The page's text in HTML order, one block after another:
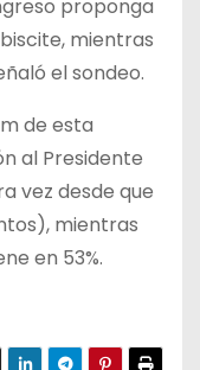
proponga
mientras
el sondeo.
de esta
al Presidente
vez desde que
mientras
en 53%.